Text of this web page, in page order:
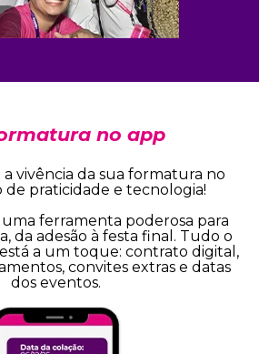
no app
a vivência da sua formatura no
de praticidade e tecnologia!
ferramenta poderosa para
da adesão à festa final. Tudo o
a um toque: contrato digital,
convites extras e datas
dos eventos.